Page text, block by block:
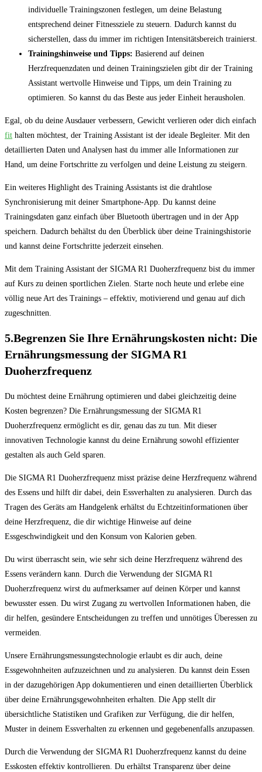
individuelle Trainingszonen festlegen, um deine Belastung
entsprechend deiner Fitnessziele zu steuern. Dadurch kannst du
sicherstellen, dass du immer im richtigen Intensitätsbereich trainierst.
Trainingshinweise und Tipps: Basierend auf deinen
Herzfrequenzdaten und deinen Trainingszielen gibt dir der Training
Assistant wertvolle Hinweise und Tipps, um dein Training zu
optimieren. So kannst du das Beste aus jeder Einheit herausholen.
Egal, ob du deine Ausdauer verbessern, Gewicht verlieren oder dich einfach
fit halten möchtest, der Training Assistant ist der ideale Begleiter. Mit den
detaillierten Daten und Analysen hast du immer alle Informationen zur
Hand, um deine Fortschritte zu verfolgen und deine Leistung zu steigern.
Ein weiteres Highlight des Training Assistants ist die drahtlose
Synchronisierung mit deiner Smartphone-App. Du kannst deine
Trainingsdaten ganz einfach über Bluetooth übertragen und in der App
speichern. Dadurch behältst du den Überblick über deine Trainingshistorie
und kannst deine Fortschritte jederzeit einsehen.
Mit dem Training Assistant der SIGMA R1 Duoherzfrequenz bist du immer
auf Kurs zu deinen sportlichen Zielen. Starte noch heute und erlebe eine
völlig neue Art des Trainings – effektiv, motivierend und genau auf dich
zugeschnitten.
5.Begrenzen Sie Ihre Ernährungskosten nicht: Die
Ernährungsmessung der SIGMA R1
Duoherzfrequenz
Du möchtest deine Ernährung optimieren und dabei gleichzeitig deine
Kosten begrenzen? Die Ernährungsmessung der SIGMA R1
Duoherzfrequenz ermöglicht es dir, genau das zu tun. Mit dieser
innovativen Technologie kannst du deine Ernährung sowohl effizienter
gestalten als auch Geld sparen.
Die SIGMA R1 Duoherzfrequenz misst präzise deine Herzfrequenz während
des Essens und hilft dir dabei, dein Essverhalten zu analysieren. Durch das
Tragen des Geräts am Handgelenk erhältst du Echtzeitinformationen über
deine Herzfrequenz, die dir wichtige Hinweise auf deine
Essgeschwindigkeit und den Konsum von Kalorien geben.
Du wirst überrascht sein, wie sehr sich deine Herzfrequenz während des
Essens verändern kann. Durch die Verwendung der SIGMA R1
Duoherzfrequenz wirst du aufmerksamer auf deinen Körper und kannst
bewusster essen. Du wirst Zugang zu wertvollen Informationen haben, die
dir helfen, gesündere Entscheidungen zu treffen und unnötiges Überessen zu
vermeiden.
Unsere Ernährungsmessungstechnologie erlaubt es dir auch, deine
Essgewohnheiten aufzuzeichnen und zu analysieren. Du kannst dein Essen
in der dazugehörigen App dokumentieren und einen detaillierten Überblick
über deine Ernährungsgewohnheiten erhalten. Die App stellt dir
übersichtliche Statistiken und Grafiken zur Verfügung, die dir helfen,
Muster in deinem Essverhalten zu erkennen und gegebenenfalls anzupassen.
Durch die Verwendung der SIGMA R1 Duoherzfrequenz kannst du deine
Esskosten effektiv kontrollieren. Du erhältst Transparenz über deine